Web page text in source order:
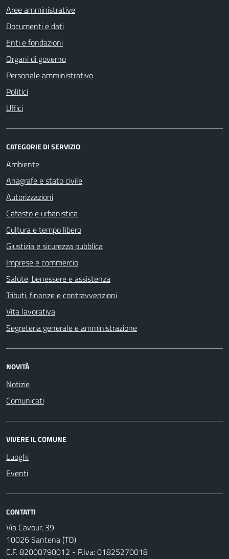
Aree amministrative
Documenti e dati
Enti e fondazioni
Organi di governo
Personale amministrativo
Politici
Uffici
CATEGORIE DI SERVIZIO
Ambiente
Anagrafe e stato civile
Autorizzazioni
Catasto e urbanistica
Cultura e tempo libero
Giustizia e sicurezza pubblica
Imprese e commercio
Salute, benessere e assistenza
Tributi, finanze e contravvenzioni
Vita lavorativa
Segreteria generale e amministrazione
NOVITÀ
Notizie
Comunicati
VIVERE IL COMUNE
Luoghi
Eventi
CONTATTI
Via Cavour, 39
10026 Santena (TO)
C.F. 82000790012 - P.Iva: 01825270018